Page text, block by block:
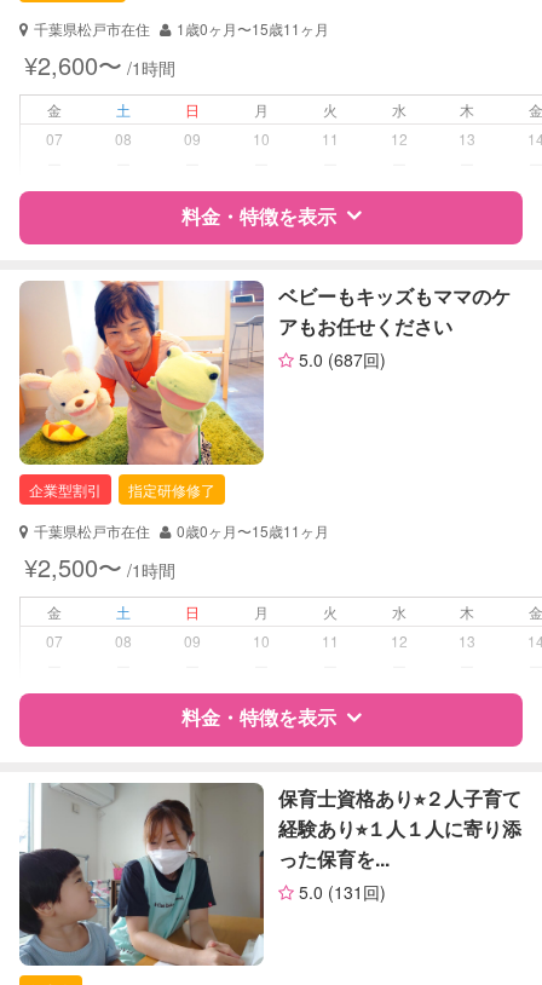
対応可能/特徴 子育て経験
病児対応
障がい児対応 対応可否は個別に相談
レッスン なし
お子様の撮影
（定期特典）
対応不可
千葉県松戸市在住
1歳0ヶ月〜15歳11ヶ月
¥2,600〜 /1時間
金 土 日 月 火 水 木
07
08 09 10 11 12 13
料金・特徴を表示
特徴 料金 レビュー
サポートの特徴
資格
自治体届出済ベビーシッター
幼稚園教諭
全国保育サービス協会(ACSA)認定ベ
ビーシッター
病児対応 病児、病後児、ともに不可
障がい児対応 対応可否は個別に相談
レッスン なし
定期予約 お引き受けしていません
お子様の撮影
（定期特典）
対応不可
ベビーもキッズもママのケ
アもお任せください
5.0 (687回)
企業型割引
指定研修修了
千葉県松戸市在住
0歳0ヶ月〜15歳11ヶ月
¥2,500〜 /1時間
金 土 日 月 火 水 木
07
08 09 10 11 12 13
料金・特徴を表示
特徴 料金 レビュー
サポートの特徴
資格
企業型割引対象(旧内閣府補助対象)
自治体届出済ベビーシッター
ドゥーラ協会認定産後ドゥーラ
保育士資格あり⭐︎２人子育て
経験あり⭐︎１人１人に寄り添
った保育を...
5.0 (131回)